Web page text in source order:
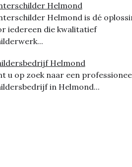
Helmond
Helmond is dé
iedereen die kwalitatief
Helmond
u op zoek naar een
in Helmond...